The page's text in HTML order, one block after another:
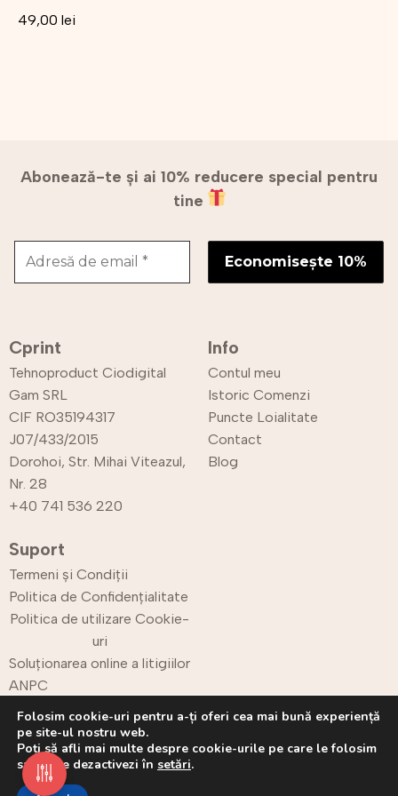
49,00 lei
Abonează-te și ai 10% reducere special pentru
tine
Cprint
Tehnoproduct Ciodigital
Gam SRL
CIF RO35194317
J07/433/2015
Dorohoi, Str. Mihai Viteazul,
Nr. 28
+40 741 536 220
Info
Contul meu
Istoric Comenzi
Puncte Loialitate
Contact
Blog
Suport
Termeni și Condiții
Politica de Confidențialitate
Politica de utilizare Cookie-
uri
Soluționarea online a litigiilor
ANPC
Retur
Folosim cookie-uri pentru a-ți oferi cea mai bună experiență
pe site-ul nostru web.
Poți să afli mai multe despre cookie-urile pe care le folosim
sau să le dezactivezi în setări.